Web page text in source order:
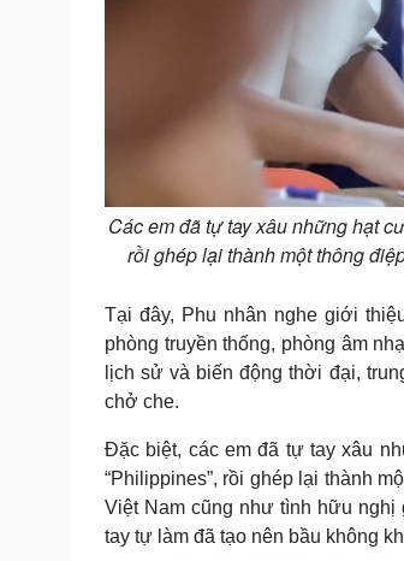
Các em đã tự tay xâu những hạt
rồi ghép lại thành một thông
Tại đây, Phu nhân nghe giới
phòng truyền thống, phòng âm
lịch sử và biến động thời đại,
chở che.
Đặc biệt, các em đã tự tay xâu
“Philippines”, rồi ghép lại thành
Việt Nam cũng như tình hữu
tay tự làm đã tạo nên bầu không